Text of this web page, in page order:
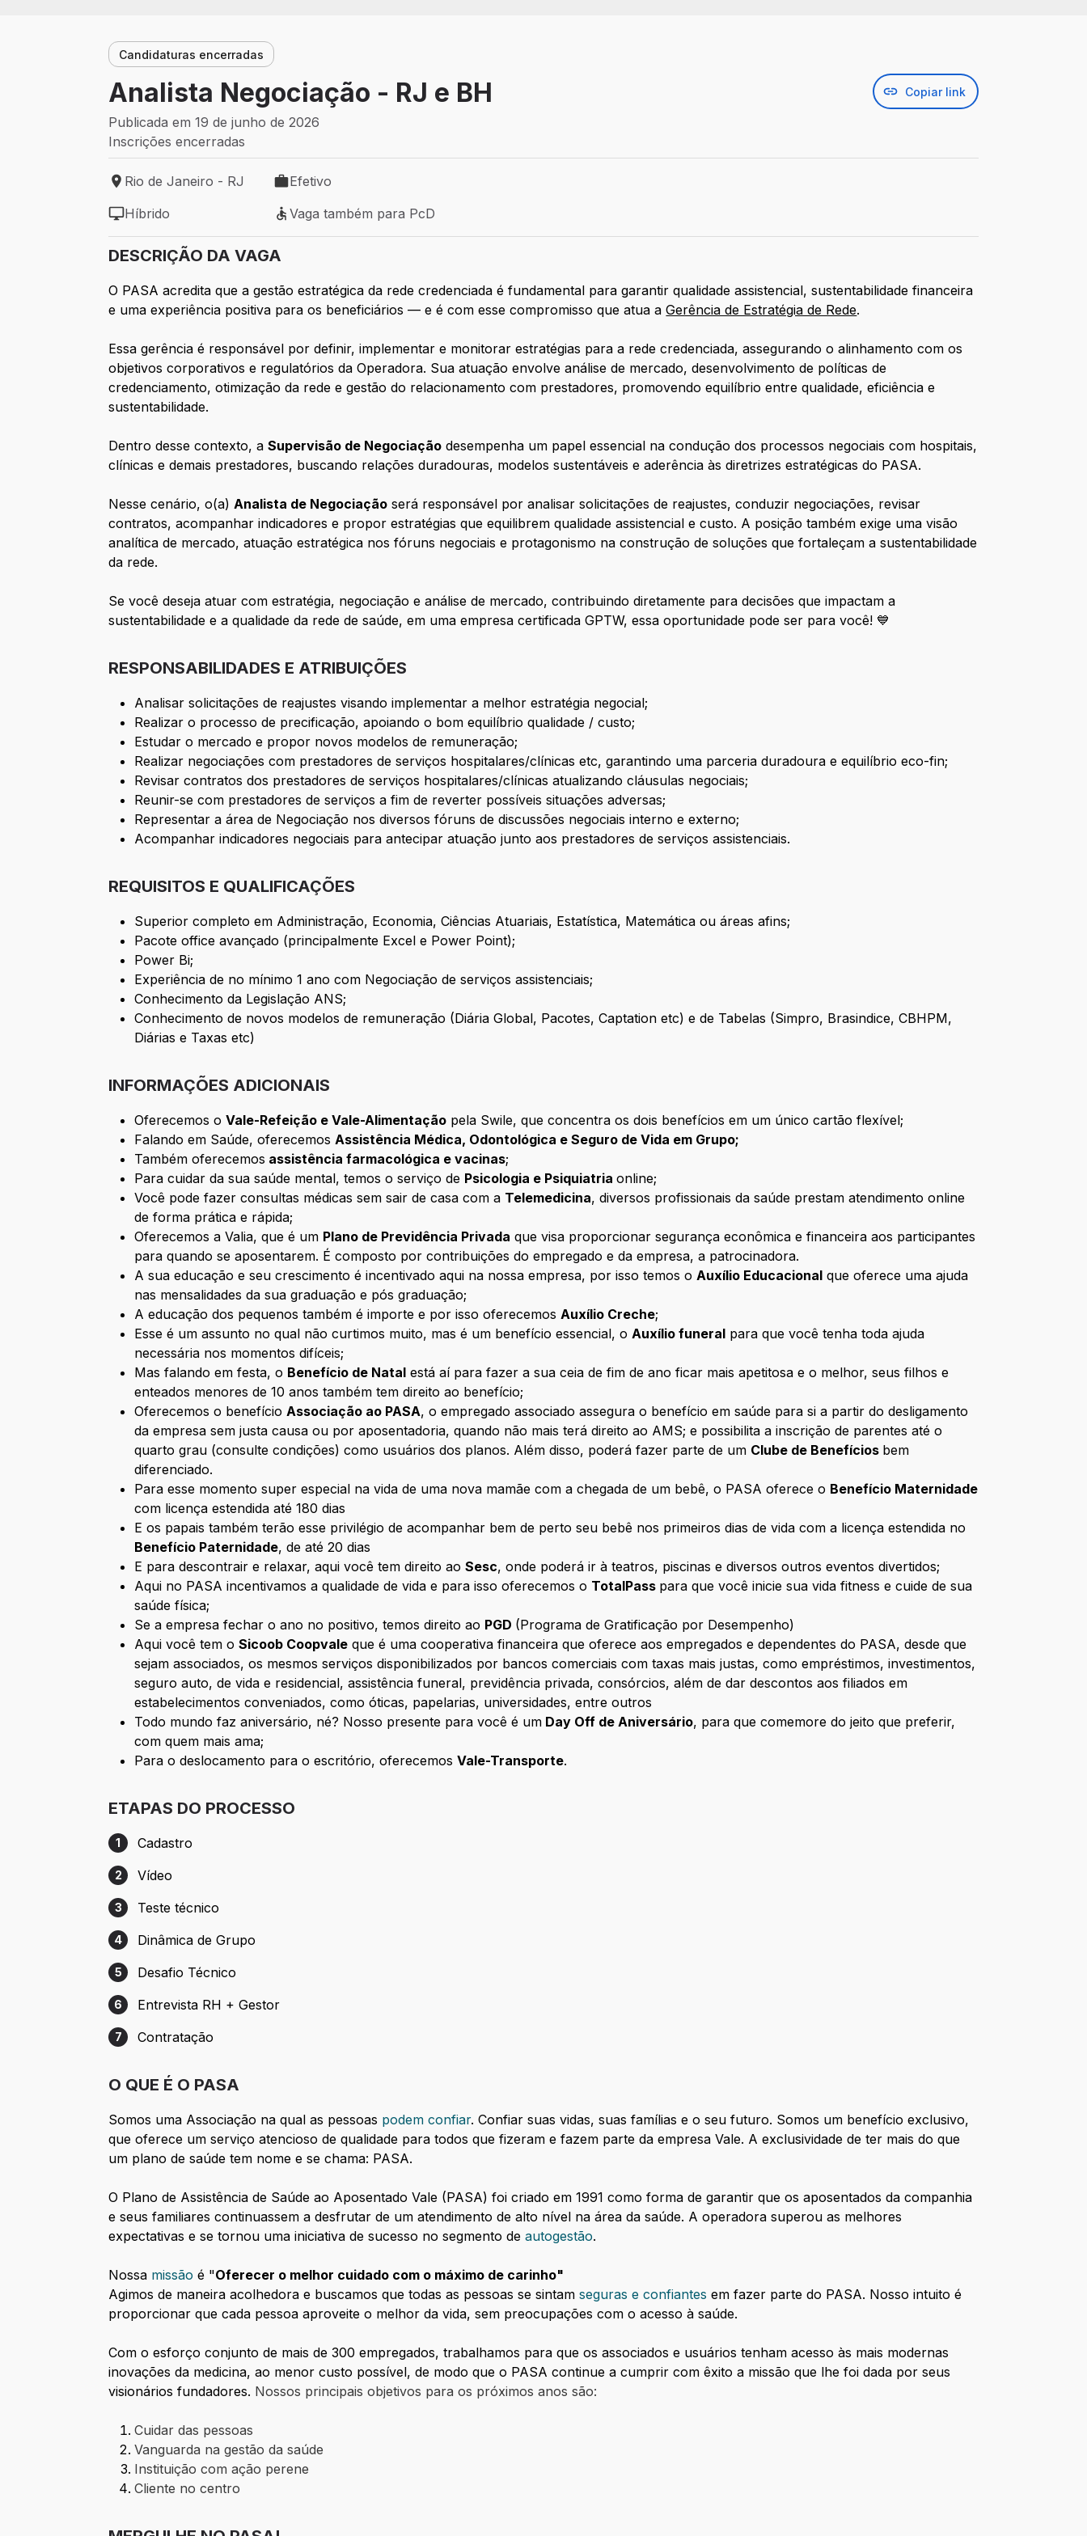
Candidaturas encerradas
Analista Negociação - RJ e BH Copiar link
Publicada em 19 de junho de 2026
Inscrições encerradas
Local de trabalho: Rio de Janeiro - RJ
Rio de Janeiro - RJ
Tipo de vaga: Efetivo
Efetivo
Modelo de trabalho: Híbrido
Híbrido
Vaga também para PcD
Vaga também para PcD
DESCRIÇÃO DA VAGA
O PASA acredita que a gestão estratégica da rede credenciada é fundamental para garantir qualidade assistencial, sustentabilidade financeira
e uma experiência positiva para os beneficiários — e é com esse compromisso que atua aGerência de Estratégia de Rede.
Essa gerência é responsável por definir, implementar e monitorar estratégias para a rede credenciada, assegurando o alinhamento com os
objetivos corporativos e regulatórios da Operadora. Sua atuação envolve análise de mercado, desenvolvimento de políticas de
credenciamento, otimização da rede e gestão do relacionamento com prestadores, promovendo equilíbrio entre qualidade, eficiência e
sustentabilidade.
Dentro desse contexto, aSupervisão de Negociação desempenha um papel essencial na condução dos processos negociais com hospitais,
clínicas e demais prestadores, buscando relações duradouras, modelos sustentáveis e aderência às diretrizes estratégicas do PASA.
Nesse cenário, o(a)Analista de Negociação será responsável por analisar solicitações de reajustes, conduzir negociações, revisar
contratos, acompanhar indicadores e propor estratégias que equilibrem qualidade assistencial e custo. A posição também exige uma visão
analítica de mercado, atuação estratégica nos fóruns negociais e protagonismo na construção de soluções que fortaleçam a sustentabilidade
da rede.
Se você deseja atuar com estratégia, negociação e análise de mercado, contribuindo diretamente para decisões que impactam a
sustentabilidade e a qualidade da rede de saúde, em uma empresa certificada GPTW, essa oportunidade pode ser para você! 💙
RESPONSABILIDADES E ATRIBUIÇÕES
Analisar solicitações de reajustes visando implementar a melhor estratégia negocial;
Realizar o processo de precificação, apoiando o bom equilíbrio qualidade / custo;
Estudar o mercado e propor novos modelos de remuneração;
Realizar negociações com prestadores de serviços hospitalares/clínicas etc, garantindo uma parceria duradoura e equilíbrio eco-fin;
Revisar contratos dos prestadores de serviços hospitalares/clínicas atualizando cláusulas negociais;
Reunir-se com prestadores de serviços a fim de reverter possíveis situações adversas;
Representar a área de Negociação nos diversos fóruns de discussões negociais interno e externo;
Acompanhar indicadores negociais para antecipar atuação junto aos prestadores de serviços assistenciais.
REQUISITOS E QUALIFICAÇÕES
Superior completo em Administração, Economia, Ciências Atuariais, Estatística, Matemática ou áreas afins;
Pacote office avançado (principalmente Excel e Power Point);
Power Bi;
Experiência de no mínimo 1 ano com Negociação de serviços assistenciais;
Conhecimento da Legislação ANS;
Conhecimento de novos modelos de remuneração (Diária Global, Pacotes, Captation etc) e de Tabelas (Simpro, Brasindice, CBHPM,
Diárias e Taxas etc)
INFORMAÇÕES ADICIONAIS
Oferecemos oVale-Refeição e Vale-Alimentação pela Swile, que concentra os dois benefícios em um único cartão flexível;
Falando em Saúde, oferecemosAssistência Médica, Odontológica e Seguro de Vida em Grupo;
Também oferecemos assistência farmacológica e vacinas;
Para cuidar da sua saúde mental, temos o serviço de Psicologia e Psiquiatriaonline;
Você pode fazer consultas médicas sem sair de casa com a Telemedicina, diversos profissionais da saúde prestam atendimento online
de forma prática e rápida;
Oferecemos a Valia, que é um Plano de Previdência Privada que visa proporcionar segurança econômica e financeira aos participantes
para quando se aposentarem. É composto por contribuições do empregado e da empresa, a patrocinadora.
A sua educação e seu crescimento é incentivado aqui na nossa empresa, por isso temos oAuxílio Educacional que oferece uma ajuda
nas mensalidades da sua graduação e pós graduação;
A educação dos pequenos também é importe e por isso oferecemosAuxílio Creche;
Esse é um assunto no qual não curtimos muito, mas é um benefício essencial, oAuxílio funeral para que você tenha toda ajuda
necessária nos momentos difíceis;
Mas falando em festa, o Benefício de Natal está aí para fazer a sua ceia de fim de ano ficar mais apetitosa e o melhor, seus filhos e
enteados menores de 10 anos também tem direito ao benefício;
Oferecemos o benefícioAssociação ao PASA, o empregado associado assegura o benefício em saúde para si a partir do desligamento
da empresa sem justa causa ou por aposentadoria, quando não mais terá direito ao AMS; e possibilita a inscrição de parentes até o
quarto grau (consulte condições) como usuários dos planos. Além disso, poderá fazer parte de um Clube de Benefícios bem
diferenciado.
Para esse momento super especial na vida de uma nova mamãe com a chegada de um bebê, o PASA oferece o Benefício Maternidade
com licença estendida até 180 dias
E os papais também terão esse privilégio de acompanhar bem de perto seu bebê nos primeiros dias de vida com a licença estendida no
Benefício Paternidade, de até 20 dias
E para descontrair e relaxar, aqui você tem direito aoSesc, onde poderá ir à teatros, piscinas e diversos outros eventos divertidos;
Aqui no PASA incentivamos a qualidade de vida e para isso oferecemos o TotalPass para que você inicie sua vida fitness e cuide de sua
saúde física;
Se a empresa fechar o ano no positivo, temos direito ao PGD (Programa de Gratificação por Desempenho)
Aqui você tem oSicoob Coopvale que é uma cooperativa financeira que oferece aos empregados e dependentes do PASA, desde que
sejam associados, os mesmos serviços disponibilizados por bancos comerciais com taxas mais justas, como empréstimos, investimentos,
seguro auto, de vida e residencial, assistência funeral, previdência privada, consórcios, além de dar descontos aos filiados em
estabelecimentos conveniados, como óticas, papelarias, universidades, entre outros
Todo mundo faz aniversário, né? Nosso presente para você é um Day Off de Aniversário, para que comemore do jeito que preferir,
com quem mais ama;
Para o deslocamento para o escritório, oferecemosVale-Transporte.
ETAPAS DO PROCESSO
Etapa 1: Cadastro
1 Cadastro
Etapa 2: Vídeo
2 Vídeo
Etapa 3: Teste técnico
3 Teste técnico
Etapa 4: Dinâmica de Grupo
4 Dinâmica de Grupo
Etapa 5: Desafio Técnico
5 Desafio Técnico
Etapa 6: Entrevista RH + Gestor
6 Entrevista RH + Gestor
Etapa 7: Contratação
7 Contratação
O QUE É O PASA
Somos uma Associação na qual as pessoas podem confiar. Confiar suas vidas, suas famílias e o seu futuro. Somos um benefício exclusivo,
que oferece um serviço atencioso de qualidade para todos que fizeram e fazem parte da empresa Vale. A exclusividade de ter mais do que
um plano de saúde tem nome e se chama: PASA.
O Plano de Assistência de Saúde ao Aposentado Vale (PASA) foi criado em 1991 como forma de garantir que os aposentados da companhia
e seus familiares continuassem a desfrutar de um atendimento de alto nível na área da saúde. A operadora superou as melhores
expectativas e se tornou uma iniciativa de sucesso no segmento deautogestão.
Nossa missão é "Oferecer o melhor cuidado com o máximo de carinho"
Agimos de maneira acolhedora e buscamos que todas as pessoas se sintamseguras e confiantes em fazer parte do PASA. Nosso intuito é
proporcionar que cada pessoa aproveite o melhor da vida, sem preocupações com o acesso à saúde.
Com o esforço conjunto de mais de 300 empregados, trabalhamos para que os associados e usuários tenham acesso às mais modernas
inovações da medicina, ao menor custo possível, de modo que o PASA continue a cumprir com êxito a missão que lhe foi dada por seus
visionários fundadores. Nossos principais objetivos para os próximos anos são:
Cuidar das pessoas
Vanguarda na gestão da saúde
Instituição com ação perene
Cliente no centro